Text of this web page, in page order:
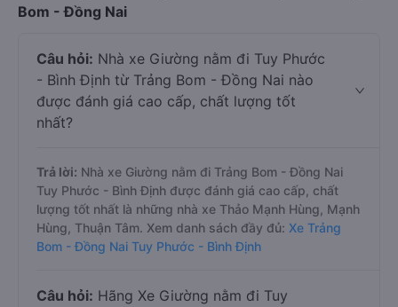
Bom - Đồng Nai
Câu hỏi: Nhà xe Giường nằm đi Tuy Phước
- Bình Định từ Trảng Bom - Đồng Nai nào
được đánh giá cao cấp, chất lượng tốt
nhất?
Trả lời: Nhà xe Giường nằm đi Trảng Bom - Đồng Nai
Tuy Phước - Bình Định được đánh giá cao cấp, chất
lượng tốt nhất là những nhà xe Thảo Mạnh Hùng, Mạnh
Hùng, Thuận Tâm. Xem danh sách đầy đủ: Xe Trảng
Bom - Đồng Nai Tuy Phước - Bình Định
Câu hỏi: Hãng Xe Giường nằm đi Tuy